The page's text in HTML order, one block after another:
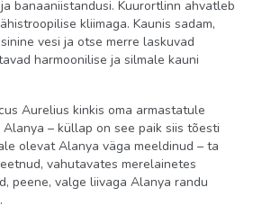
banaaniistandusi. Kuurortlinn ahvatleb
kliimaga. Kaunis sadam,
vesi ja otse merre laskuvad
harmoonilise ja silmale kauni
Aurelius kinkis oma armastatule
– küllap on see paik siis tõesti
olevat Alanya väga meeldinud – ta
vahutavates merelainetes
peene, valge liivaga Alanya randu